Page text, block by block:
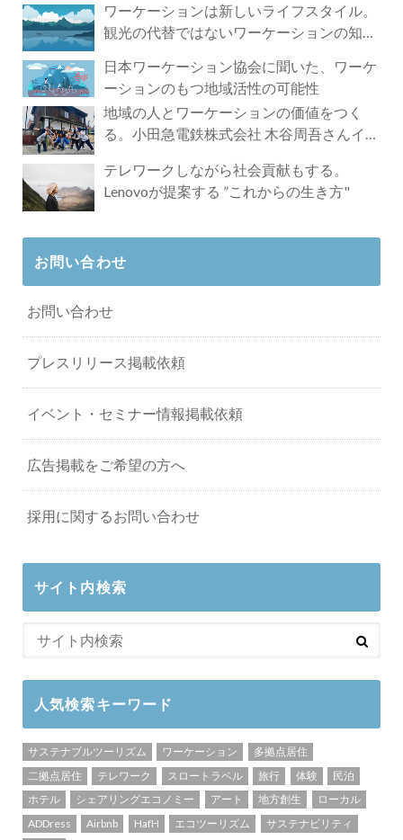
ワーケーションは新しいライフスタイル。
観光の代替ではないワーケーションの知ら
日本ワーケーション協会に聞いた、ワーケ
ーションのもつ地域活性の可能性
地域の人とワーケーションの価値をつく
る。小田急電鉄株式会社 木谷周吾さんイン
テレワークしながら社会貢献もする。
Lenovoが提案する ”これからの生き方"
お問い合わせ
お問い合わせ
プレスリリース掲載依頼
イベント・セミナー情報掲載依頼
広告掲載をご希望の方へ
採用に関するお問い合わせ
サイト内検索
人気検索キーワード
サステナブルツーリズム ワーケーション
多拠点居住
二拠点居住
テレワーク スロートラベル 旅行 体験
民泊
ホテル
シェアリングエコノミー アート 地方創生
ローカル
ADDress
Airbnb HafH エコツーリズム サステナビリティ